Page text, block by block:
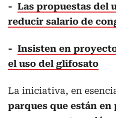
- Las propuestas del
reducir salario de
- Insisten en
el uso del glifosato
La iniciativa, en
parques que están